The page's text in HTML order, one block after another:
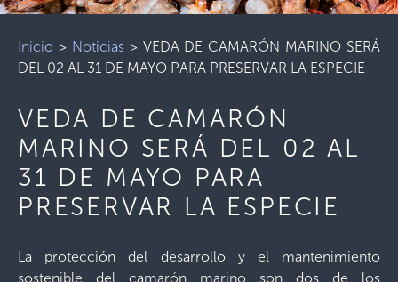
Inicio > Noticias> VEDA DE CAMARÓN MARINO SERÁ
DEL 02 AL 31 DE MAYO PARA PRESERVAR LA ESPECIE
VEDA DE CAMARÓN
MARINO SERÁ DEL 02 AL
31 DE MAYO PARA
PRESERVAR LA ESPECIE
La protección del desarrollo y el mantenimiento
sostenible del camarón marino son dos de los